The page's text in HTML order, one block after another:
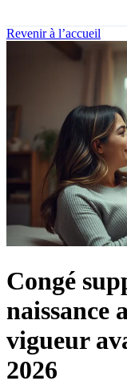
Revenir à l’accueil
Congé
naissance
vigueur
2026